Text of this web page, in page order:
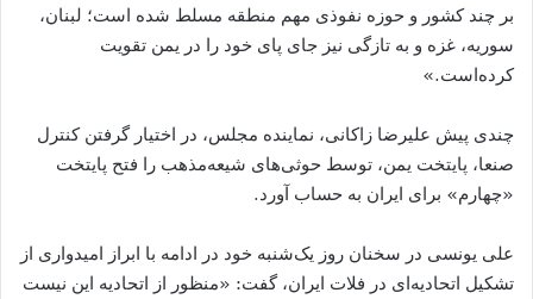
بر چند کشور و حوزه نفوذی مهم منطقه مسلط شده است؛ لبنان،
سوریه، غزه و به تازگی نیز جای پای خود را در یمن تقویت
کرده‌است.»
چندی پیش علیرضا زاکانی، نماینده مجلس، در اختیار گرفتن کنترل
صنعا، پایتخت یمن، توسط حوثی‌های شیعه‌مذهب را فتح پایتخت
«چهارم» برای ایران به حساب آورد.
علی یونسی در سخنان روز یک‌شنبه خود در ادامه با ابراز امیدواری از
تشکیل اتحادیه‌ای در فلات ایران، گفت: «منظور از اتحادیه این نیست